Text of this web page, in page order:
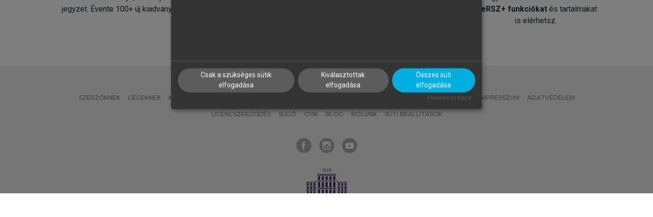
jegyzet. Évente 100+ új kiadvány.
MeRSZ+ funkciókat és tartalmakat
is elérhetsz.
SZERZŐKNEK CÉGEKNEK KÖNYVTÁROSOKNAK MI – ÁLTALÁNOS IRÁNYELVEK IMPRESSZUM ADATVÉDELEM
LICENCSZERZŐDÉS SÚGÓ GYIK BLOG RÓLUNK SÜTI BEÁLLÍTÁSOK
Csak a szükséges sütik
elfogadása
Kiválasztottak
elfogadása
Összes süti
elfogadása
Powered by Klaro!